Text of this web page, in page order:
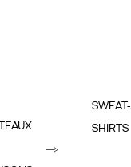
SWEAT-
SHIRTS